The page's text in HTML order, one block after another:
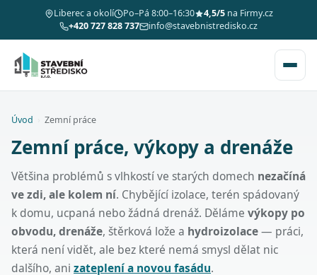
Liberec a okolí Po–Pá 8:00–16:30 4,5/5na Firmy.cz
+420 727 828 737
info@stavebnistredisko.cz
Úvod Zemní práce
Zemní práce, výkopy a drenáže
Většina problémů s vlhkostí ve starých domech nezačíná
ve zdi, ale kolem ní. Chybějící izolace, terén spádovaný
k domu, ucpaná nebo žádná drenáž. Děláme výkopy po
obvodu, drenáže, štěrková lože a hydroizolace— práci,
která není vidět, ale bez které nemá smysl dělat nic
dalšího, ani zateplení a novou fasádu.